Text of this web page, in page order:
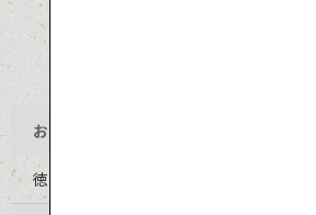
お祭り名
徳島阿波おどり